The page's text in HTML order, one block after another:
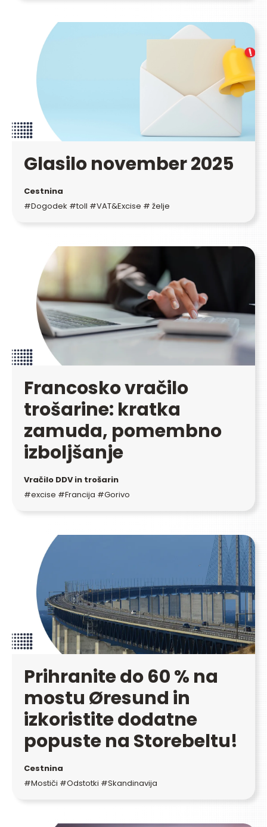
Glasilo november 2025
Cestnina
#Dogodek #toll #VAT&Excise # želje
Francosko vračilo
trošarine: kratka
zamuda, pomembno
izboljšanje
Vračilo DDV in trošarin
#excise #Francija #Gorivo
Prihranite do 60 % na
mostu Øresund in
izkoristite dodatne
popuste na Storebeltu!
Cestnina
#Mostiči #Odstotki #Skandinavija